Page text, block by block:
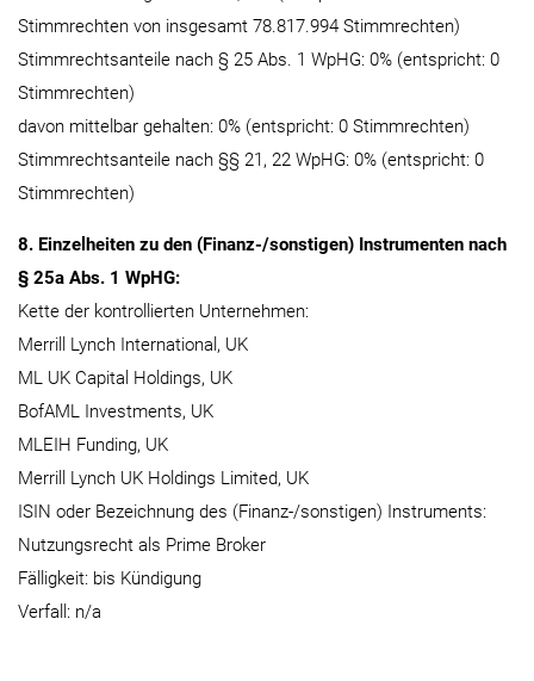
Stimmrechten von insgesamt 78.817.994 Stimmrechten)
Stimmrechtsanteile nach § 25 Abs. 1 WpHG: 0% (entspricht: 0
Stimmrechten)
davon mittelbar gehalten: 0% (entspricht: 0 Stimmrechten)
Stimmrechtsanteile nach §§ 21, 22 WpHG: 0% (entspricht: 0
Stimmrechten)
8. Einzelheiten zu den (Finanz-/sonstigen) Instrumenten nach
§ 25a Abs. 1 WpHG:
Kette der kontrollierten Unternehmen:
Merrill Lynch International, UK
ML UK Capital Holdings, UK
BofAML Investments, UK
MLEIH Funding, UK
Merrill Lynch UK Holdings Limited, UK
ISIN oder Bezeichnung des (Finanz-/sonstigen) Instruments:
Nutzungsrecht als Prime Broker
Fälligkeit: bis Kündigung
Verfall: n/a